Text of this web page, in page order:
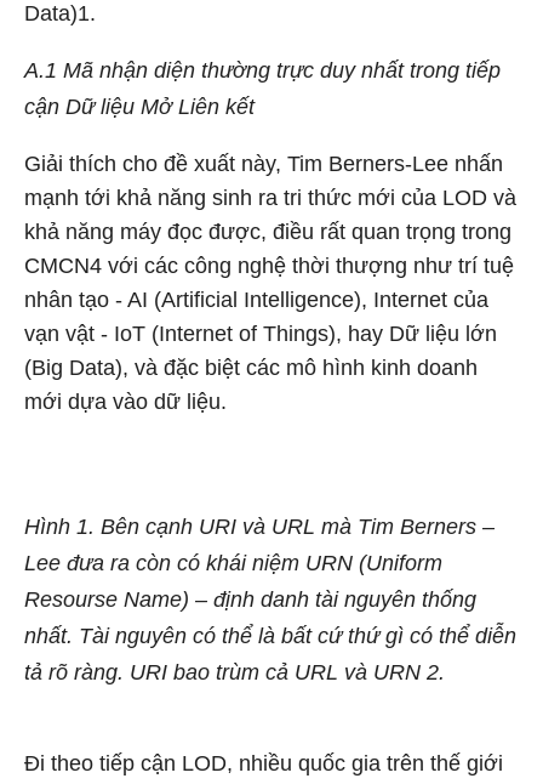
Data)1.
A.1 Mã nhận diện thường trực duy nhất trong tiếp
cận Dữ liệu Mở Liên kết
Giải thích cho đề xuất này, Tim Berners-Lee nhấn
mạnh tới khả năng sinh ra tri thức mới của LOD và
khả năng máy đọc được, điều rất quan trọng trong
CMCN4 với các công nghệ thời thượng như trí tuệ
nhân tạo - AI (Artificial Intelligence), Internet của
vạn vật - IoT (Internet of Things), hay Dữ liệu lớn
(Big Data), và đặc biệt các mô hình kinh doanh
mới dựa vào dữ liệu.
Hình 1. Bên cạnh URI và URL mà Tim Berners –
Lee đưa ra còn có khái niệm URN (Uniform
Resourse Name) – định danh tài nguyên thống
nhất. Tài nguyên có thể là bất cứ thứ gì có thể diễn
tả rõ ràng. URI bao trùm cả URL và URN 2.
Đi theo tiếp cận LOD, nhiều quốc gia trên thế giới